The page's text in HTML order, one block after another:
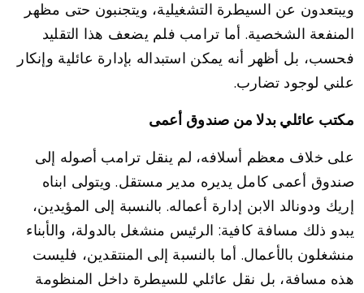
ويبتعدون عن السيطرة التشغيلية، ويتجنبون حتى مظهر
المنفعة الشخصية. أما ترامب فلم يضعف هذا التقليد
فحسب، بل أظهر أنه يمكن استبداله بإدارة عائلية وإنكار
علني لوجود تضارب.
مكتب عائلي بدلا من صندوق أعمى
على خلاف معظم أسلافه، لم ينقل ترامب أصوله إلى
صندوق أعمى كامل يديره مدير مستقل. ويتولى ابناه
إريك ودونالد الابن إدارة أعماله. بالنسبة إلى المؤيدين،
يبدو ذلك مسافة كافية: الرئيس منشغل بالدولة، والأبناء
منشغلون بالأعمال. أما بالنسبة إلى المنتقدين، فليست
هذه مسافة، بل نقل عائلي للسيطرة داخل المنظومة